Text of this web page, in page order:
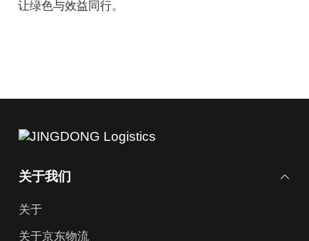
让绿色与效益同行。
关于我们
关于
关于京东物流